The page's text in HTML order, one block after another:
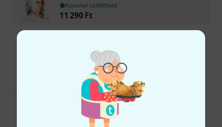
Azonnal szállítható
11 290 Ft
Minden ár tartalmazza az ÁFÁ-t
Tetszik, amit látsz?